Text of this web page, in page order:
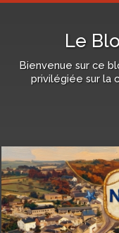
Le
Bienvenue sur ce
privilégiée sur la